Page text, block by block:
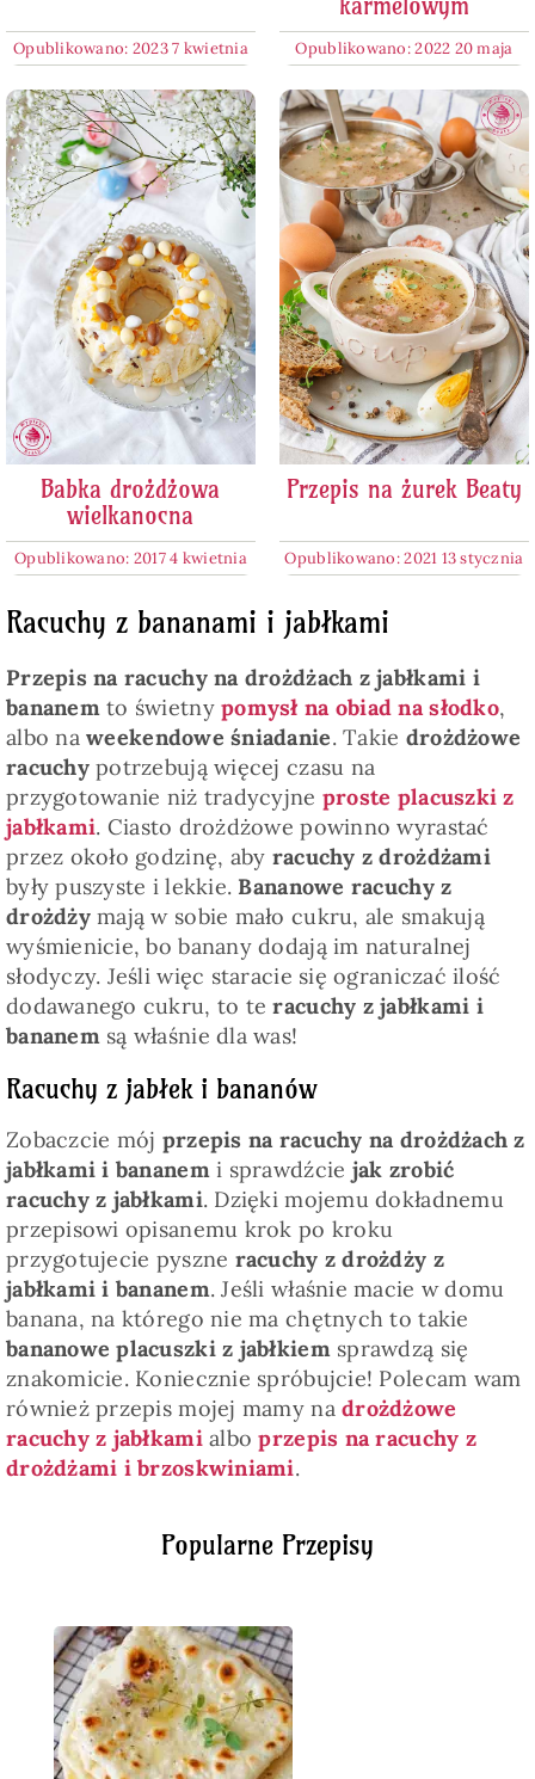
Popularne Przepisy
Opublikowano: 2023 7 kwietnia Opublikowano: 2022 20 maja
Babka drożdżowa
wielkanocna
Opublikowano: 2017 4 kwietnia
Przepis na żurek Beaty
Opublikowano: 2021 13 stycznia
Racuchy z bananami i jabłkami
Przepis na racuchy na drożdżach z jabłkami i
bananemto świetnypomysł na obiad na słodko,
albo naweekendowe śniadanie. Takie drożdżowe
racuchypotrzebują więcej czasu na
przygotowanie niż tradycyjne proste placuszki z
jabłkami. Ciasto drożdżowe powinno wyrastać
przez około godzinę, aby racuchy z drożdżami
były puszyste i lekkie. Bananowe racuchy z
drożdżymają w sobie mało cukru, ale smakują
wyśmienicie, bo banany dodają im naturalnej
słodyczy. Jeśli więc staracie się ograniczać ilość
dodawanego cukru, to teracuchy z jabłkami i
bananemsą właśnie dla was!
Racuchy z jabłek i bananów
Zobaczcie mój przepis na racuchy na drożdżach z
jabłkami i bananemi sprawdźcie jak zrobić
racuchy z jabłkami. Dzięki mojemu dokładnemu
przepisowi opisanemu krok po kroku
przygotujecie pyszne racuchy z drożdży z
jabłkami i bananem. Jeśli właśnie macie w domu
banana, na którego nie ma chętnych to takie
bananowe placuszki z jabłkiemsprawdzą się
znakomicie. Koniecznie spróbujcie! Polecam wam
również przepis mojej mamy nadrożdżowe
racuchy z jabłkamialboprzepis na racuchy z
drożdżami i brzoskwiniami.